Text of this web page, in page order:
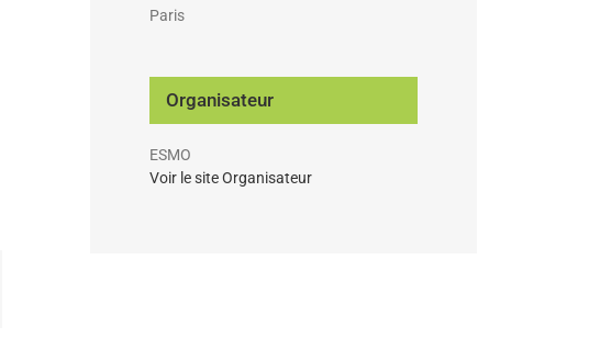
Paris
Organisateur
ESMO
Voir le site Organisateur